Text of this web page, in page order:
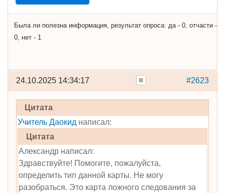
Была ли полезна информация, результат опроса: да - 0, отчасти -
0, нет - 1
#2623
24.10.2025 14:34:17
Цитата
Учитель Даокид написал:
Цитата
Александр написал:
Здравствуйте! Помогите, пожалуйста,
определить тип данной карты. Не могу
разобраться. Это карта ложного следования за